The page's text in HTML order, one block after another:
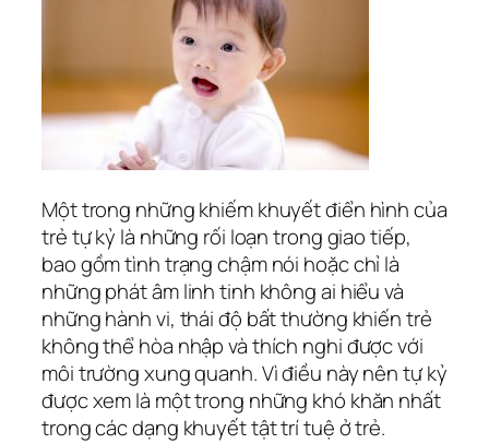
Một trong những khiếm khuyết điển hình của
trẻ tự kỷ là những rối loạn trong giao tiếp,
bao gồm tình trạng chậm nói hoặc chỉ là
những phát âm linh tinh không ai hiểu và
những hành vi, thái độ bất thường khiến trẻ
không thể hòa nhập và thích nghi được với
môi trường xung quanh. Vì điều này nên tự kỷ
được xem là một trong những khó khăn nhất
trong các dạng khuyết tật trí tuệ ở trẻ.